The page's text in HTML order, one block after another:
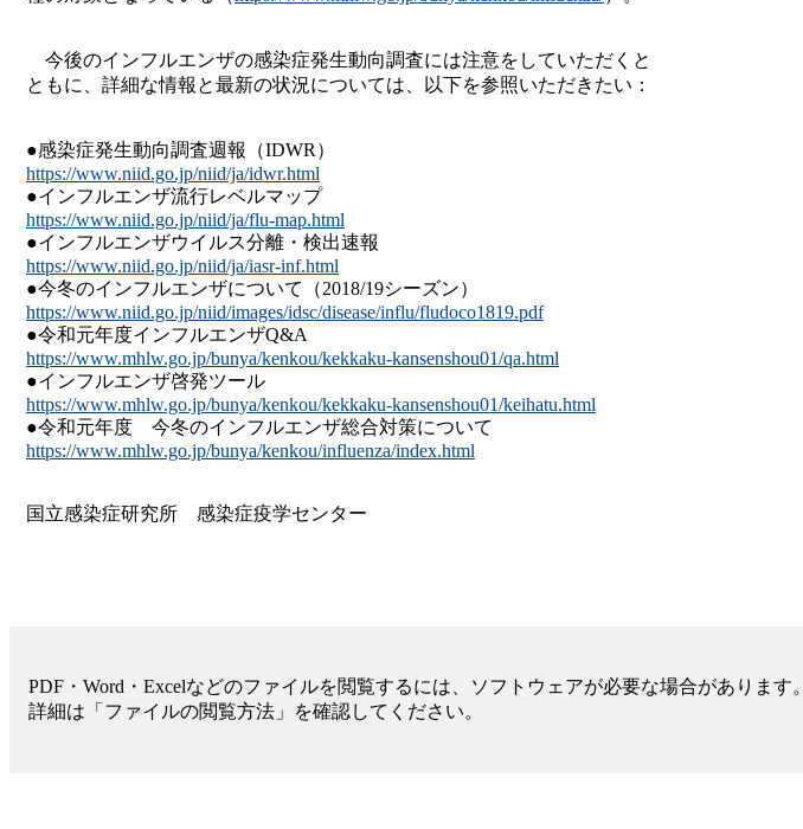
今後のインフルエンザの感染症発生動向調査には注意をしていただくと
ともに、詳細な情報と最新の状況については、以下を参照いただきたい：
●感染症発生動向調査週報（IDWR）
https://www.niid.go.jp/niid/ja/idwr.html
●インフルエンザ流行レベルマップ
https://www.niid.go.jp/niid/ja/flu-map.html
●インフルエンザウイルス分離・検出速報
https://www.niid.go.jp/niid/ja/iasr-inf.html
●今冬のインフルエンザについて（2018/19シーズン）
https://www.niid.go.jp/niid/images/idsc/disease/influ/fludoco1819.pdf
●令和元年度インフルエンザQ&A
https://www.mhlw.go.jp/bunya/kenkou/kekkaku-kansenshou01/qa.html
●インフルエンザ啓発ツール
https://www.mhlw.go.jp/bunya/kenkou/kekkaku-kansenshou01/keihatu.html
●令和元年度 今冬のインフルエンザ総合対策について
https://www.mhlw.go.jp/bunya/kenkou/influenza/index.html
国立感染症研究所 感染症疫学センター
PDF・Word・Excelなどのファイルを閲覧するには、ソフトウェアが必要な場合があります。
詳細は「ファイルの閲覧方法」を確認してください。